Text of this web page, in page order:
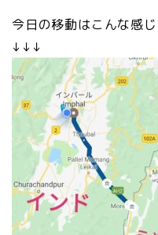
今日の移動はこんな感じ
↓↓↓